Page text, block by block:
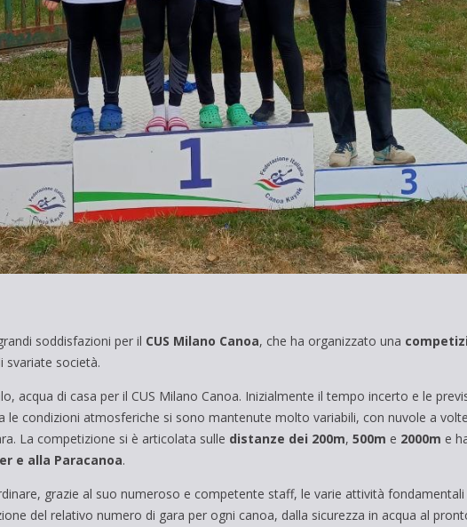
soddisfazioni per il CUS Milano Canoa, che ha organizzato una
svariate società.
acqua di casa per il CUS Milano Canoa. Inizialmente il tempo incerto e le
le condizioni atmosferiche si sono mantenute molto variabili, con nuvole a
La competizione si è articolata sulle distanze dei 200m, 500m e 2000m e
e alla Paracanoa.
grazie al suo numeroso e competente staff, le varie attività
del relativo numero di gara per ogni canoa, dalla sicurezza in acqua al